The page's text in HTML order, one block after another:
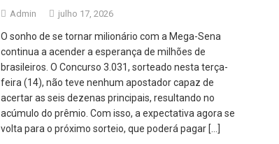
Admin julho 17, 2026
O sonho de se tornar milionário com a Mega-Sena
continua a acender a esperança de milhões de
brasileiros. O Concurso 3.031, sorteado nesta terça-
feira (14), não teve nenhum apostador capaz de
acertar as seis dezenas principais, resultando no
acúmulo do prêmio. Com isso, a expectativa agora se
volta para o próximo sorteio, que poderá pagar […]